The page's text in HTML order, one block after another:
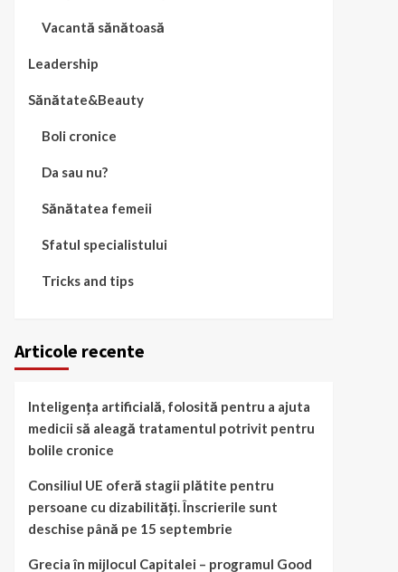
Vacantă sănătoasă
Leadership
Sănătate&Beauty
Boli cronice
Da sau nu?
Sănătatea femeii
Sfatul specialistului
Tricks and tips
Articole recente
Inteligența artificială, folosită pentru a ajuta
medicii să aleagă tratamentul potrivit pentru
bolile cronice
Consiliul UE oferă stagii plătite pentru
persoane cu dizabilități. Înscrierile sunt
deschise până pe 15 septembrie
Grecia în mijlocul Capitalei – programul Good